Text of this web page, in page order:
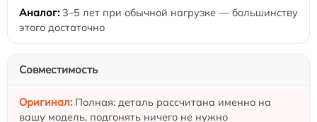
3–5 лет при обычной нагрузке — большинству
этого достаточно
Совместимость
Полная: деталь рассчитана именно на
вашу модель, подгонять ничего не нужно